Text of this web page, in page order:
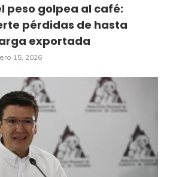
peso golpea al café:
pérdidas de hasta
exportada
15, 2026